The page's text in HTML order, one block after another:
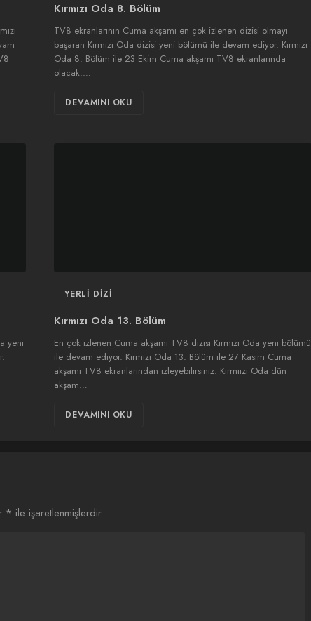
Kırmızı Oda 8. Bölüm
TV8 ekranlarının Cuma akşamı en çok izlenen dizisi olmayı
başaran Kırmızı Oda dizisi yeni bölümü ile devam ediyor. Kırmızı
Oda 8. Bölüm ile 23 Ekim Cuma akşamı TV8 ekranlarında
olacak.…
DEVAMINI OKU
yeni
YERLI DIZI
Kırmızı Oda 13. Bölüm
En çok izlenen Cuma akşamı TV8 dizisi Kırmızı Oda yeni bölümü
ile devam ediyor. Kırmızı Oda 13. Bölüm ile 27 Kasım Cuma
akşamı TV8 ekranlarından izleyebilirsiniz. Kırmıızı Oda dün
akşam…
DEVAMINI OKU
* ile işaretlenmişlerdir